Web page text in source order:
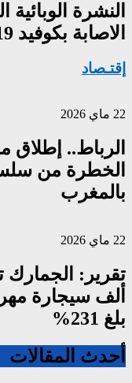
النشرة
الاصابة بكوفيد 19
إقتـصاد
22 ماي 2026
الرباط.. إطلاق
الخطرة من
بالمغرب
22 ماي 2026
بلغ 231%
أحدث المقالات